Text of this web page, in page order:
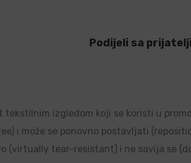
Podijeli sa
tekstilnim izgledom koji se koristi u
i može se ponovno postavljati
(virtually tear-resistant) i ne savija se